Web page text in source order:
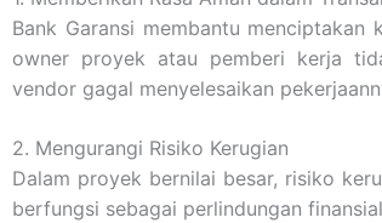
Bank Garansi membantu menciptakan
owner proyek atau pemberi kerja
vendor gagal menyelesaikan
2. Mengurangi Risiko Kerugian
Dalam proyek bernilai besar, risiko
berfungsi sebagai perlindungan